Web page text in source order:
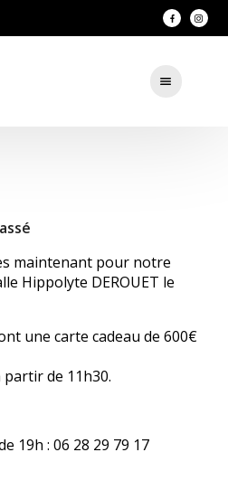
maintenant pour notre
Hippolyte DEROUET le
une carte cadeau de 600€
de 11h30.
19h : 06 28 29 79 17